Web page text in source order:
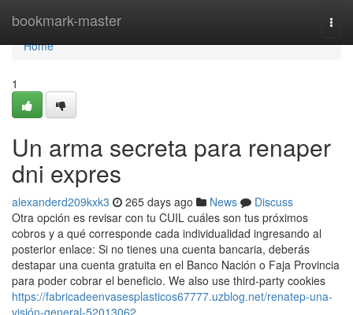
bookmark-master
Home
Home
1
Un arma secreta para renaper
dni expres
alexanderd209kxk3 265 days ago News
Discuss
Otra opción es revisar con tu CUIL cuáles son tus próximos
cobros y a qué corresponde cada individualidad ingresando al
posterior enlace: Si no​ tienes una cuenta bancaria, deberás
destapar una cuenta ​gratuita en el Banco Nación o Faja Provincia
para poder cobrar el beneficio. We also use third-party cookies
https://fabricadeenvasesplasticos67777.uzblog.net/renatep-una-
visión-general-52013062